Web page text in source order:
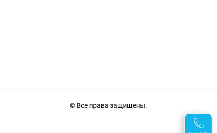
© Все права защищены.